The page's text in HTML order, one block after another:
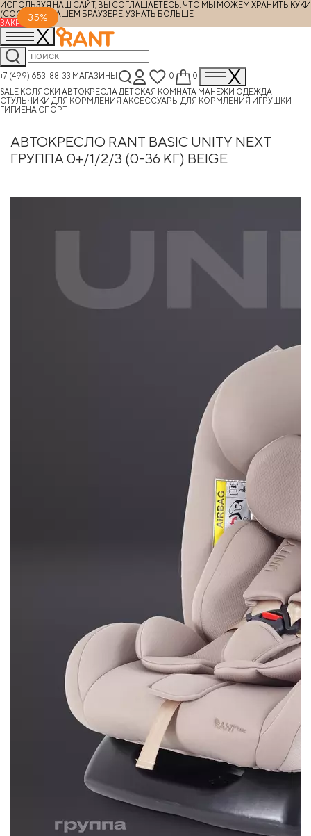
ИСПОЛЬЗУЯ НАШ САЙТ, ВЫ СОГЛАШАЕТЕСЬ, ЧТО МЫ МОЖЕМ ХРАНИТЬ КУКИ
(COOKIES) В ВАШЕМ БРАУЗЕРЕ. УЗНАТЬ БОЛЬШЕ
ЗАКРЫТЬ
+7 (499) 653-88-33 МАГАЗИНЫ 0
0
SALE КОЛЯСКИ АВТОКРЕСЛА ДЕТСКАЯ КОМНАТА МАНЕЖИ ОДЕЖДА
СТУЛЬЧИКИ ДЛЯ КОРМЛЕНИЯ АКСЕССУАРЫ ДЛЯ КОРМЛЕНИЯ ИГРУШКИ
ГИГИЕНА СПОРТ
АВТОКРЕСЛО RANT BASIC UNITY NEXT
ГРУППА 0+/1/2/3 (0-36 КГ) BEIGE
35%